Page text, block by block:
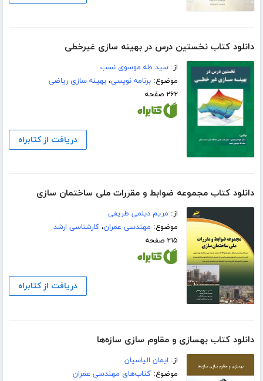
دانلود کتاب نخستین درس در بهینه سازی غیرخطی
از:سید طه موسوی نسب
موضوع:برنامه نویسی،بهینه سازی ریاضی
۲۶۲ صفحه
دریافت از کتابراه
دانلود کتاب مجموعه ضوابط و مقررات ملی ساختمان سازی
از: مریم دیلمی طریفی
موضوع: مهندسی عمران،کارشناسی ارشد
۲۱۵ صفحه
دریافت از کتابراه
دانلود کتاب بهسازی و مقاوم سازی سازه‌ها
از: ایمان الیاسیان
موضوع:کتاب‌های مهندسی عمران